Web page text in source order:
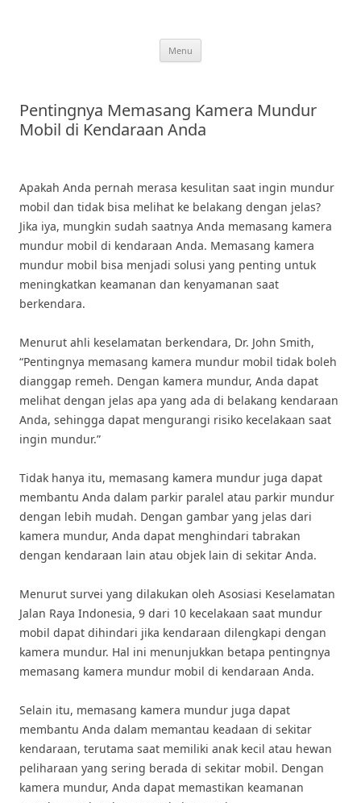
Menu
Pentingnya Memasang Kamera Mundur
Mobil di Kendaraan Anda
Apakah Anda pernah merasa kesulitan saat ingin mundur
mobil dan tidak bisa melihat ke belakang dengan jelas?
Jika iya, mungkin sudah saatnya Anda memasang kamera
mundur mobil di kendaraan Anda. Memasang kamera
mundur mobil bisa menjadi solusi yang penting untuk
meningkatkan keamanan dan kenyamanan saat
berkendara.
Menurut ahli keselamatan berkendara, Dr. John Smith,
“Pentingnya memasang kamera mundur mobil tidak boleh
dianggap remeh. Dengan kamera mundur, Anda dapat
melihat dengan jelas apa yang ada di belakang kendaraan
Anda, sehingga dapat mengurangi risiko kecelakaan saat
ingin mundur.”
Tidak hanya itu, memasang kamera mundur juga dapat
membantu Anda dalam parkir paralel atau parkir mundur
dengan lebih mudah. Dengan gambar yang jelas dari
kamera mundur, Anda dapat menghindari tabrakan
dengan kendaraan lain atau objek lain di sekitar Anda.
Menurut survei yang dilakukan oleh Asosiasi Keselamatan
Jalan Raya Indonesia, 9 dari 10 kecelakaan saat mundur
mobil dapat dihindari jika kendaraan dilengkapi dengan
kamera mundur. Hal ini menunjukkan betapa pentingnya
memasang kamera mundur mobil di kendaraan Anda.
Selain itu, memasang kamera mundur juga dapat
membantu Anda dalam memantau keadaan di sekitar
kendaraan, terutama saat memiliki anak kecil atau hewan
peliharaan yang sering berada di sekitar mobil. Dengan
kamera mundur, Anda dapat memastikan keamanan